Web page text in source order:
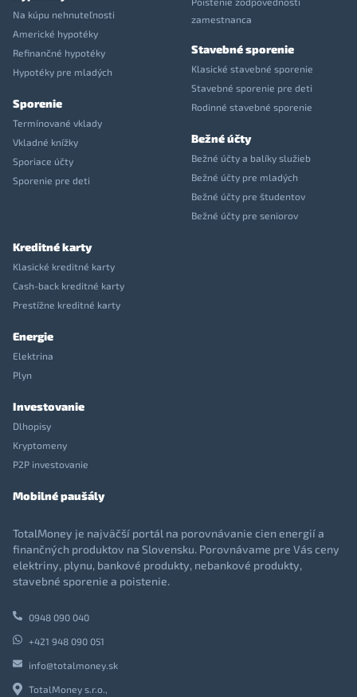
Na kúpu nehnuteľnosti
Americké hypotéky
Refinančné hypotéky
Hypotéky pre mladých
Sporenie
Termínované vklady
Vkladné knížky
Sporiace účty
Sporenie pre deti
zamestnanca
Stavebné sporenie
Klasické stavebné sporenie
Stavebné sporenie pre deti
Rodinné stavebné sporenie
Bežné účty
Bežné účty a balíky služieb
Bežné účty pre mladých
Bežné účty pre študentov
Bežné účty pre seniorov
Kreditné karty
Klasické kreditné karty
Cash-back kreditné karty
Prestížne kreditné karty
Energie
Elektrina
Plyn
Investovanie
Dlhopisy
Kryptomeny
P2P investovanie
Mobilné paušály
TotalMoney je najväčší portál na porovnávanie cien energií a
finančných produktov na Slovensku. Porovnávame pre Vás ceny
elektriny, plynu, bankové produkty, nebankové produkty,
stavebné sporenie a poistenie.
0948 090 040
+421 948 090 051
info@totalmoney.sk
TotalMoney s.r.o.,